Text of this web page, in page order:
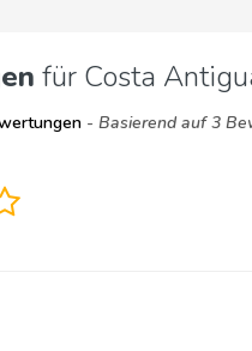
für Costa
- Basierend auf 3